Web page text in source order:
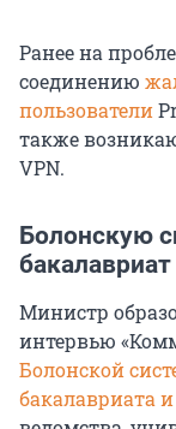
Ранее на
соединению
пользователи
также
VPN.
Болонскую
Министр
интервью
Болонской
бакалавриата